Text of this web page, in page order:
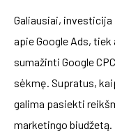
Galiausiai,
apie Google Ads,
sumažinti Google
sėkmę. Supratus,
galima pasiekti
marketingo biudžetą.